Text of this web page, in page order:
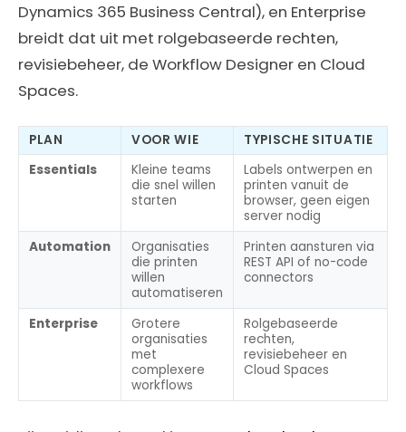
Dynamics 365 Business Central), en Enterprise
breidt dat uit met rolgebaseerde rechten,
revisiebeheer, de Workflow Designer en Cloud
Spaces.
PLAN VOOR WIE
TYPISCHE SITUATIE
Essentials
Kleine teams
die snel willen
starten
Labels ontwerpen en
printen vanuit de
browser, geen eigen
server nodig
Automation
Organisaties
die printen
willen
automatiseren
Printen aansturen via
REST API of no-code
connectors
Enterprise
Grotere
organisaties
met
complexere
workflows
Rolgebaseerde
rechten,
revisiebeheer en
Cloud Spaces